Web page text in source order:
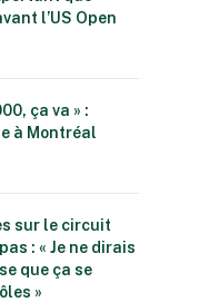
l’US Open
ça va » :
à Montréal
sur le circuit
: « Je ne dirais
que ça se
»